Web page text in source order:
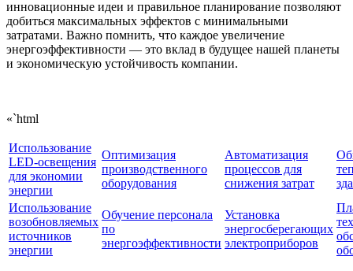
инновационные идеи и правильное планирование позволяют
добиться максимальных эффектов с минимальными
затратами. Важно помнить, что каждое увеличение
энергоэффективности — это вклад в будущее нашей планеты
и экономическую устойчивость компании.
«`html
Использование
LED-освещения
для экономии
энергии
Оптимизация
производственного
оборудования
Автоматизация
процессов для
снижения затрат
Использование
возобновляемых
источников
энергии
Обучение персонала
по
энергоэффективности
Установка
энергосберегающих
электроприборов